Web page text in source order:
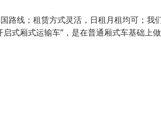
路线；租赁方式灵活，日租月租均可；我
式厢式运输车”，是在普通厢式车基础上